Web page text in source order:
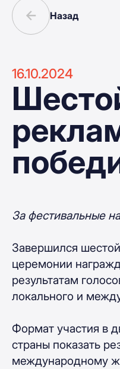
Назад
16.10.2024
За фестивальные
Завершился
церемонии
результатам
локального и
Формат участия в
страны показать
международному